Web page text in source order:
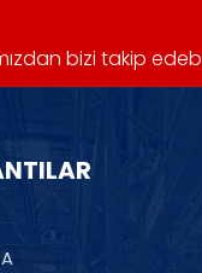
bizi takip